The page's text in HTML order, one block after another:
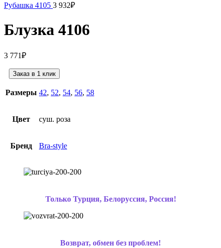
Рубашка 4105 3 932₽
Блузка 4106
3 771₽
Заказ в 1 клик
Размеры 42, 52, 54, 56, 58
Цвет суш. роза
Бренд Bra-style
Только Турция, Белоруссия, Россия!
Возврат, обмен без проблем!